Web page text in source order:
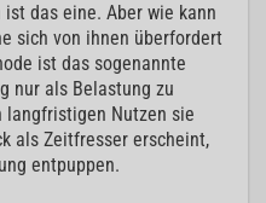
das eine. Aber wie kann
sich von ihnen überfordert
ist das sogenannte
nur als Belastung zu
langfristigen Nutzen sie
als Zeitfresser erscheint,
entpuppen.